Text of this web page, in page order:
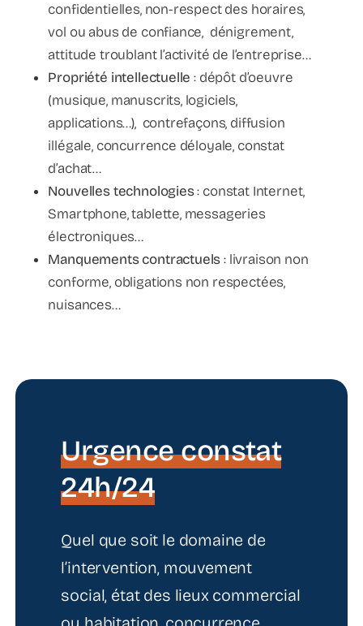
confidentielles, non-respect des horaires,
vol ou abus de confiance, dénigrement,
attitude troublant l’activité de l’entreprise…
Propriété intellectuelle : dépôt d’oeuvre
(musique, manuscrits, logiciels,
applications…), contrefaçons, diffusion
illégale, concurrence déloyale, constat
d’achat…
Nouvelles technologies: constat Internet,
Smartphone, tablette, messageries
électroniques…
Manquements contractuels: livraison non
conforme, obligations non respectées,
nuisances…
Urgence constat
24h/24
Quel que soit le domaine de
l’intervention, mouvement
social, état des lieux commercial